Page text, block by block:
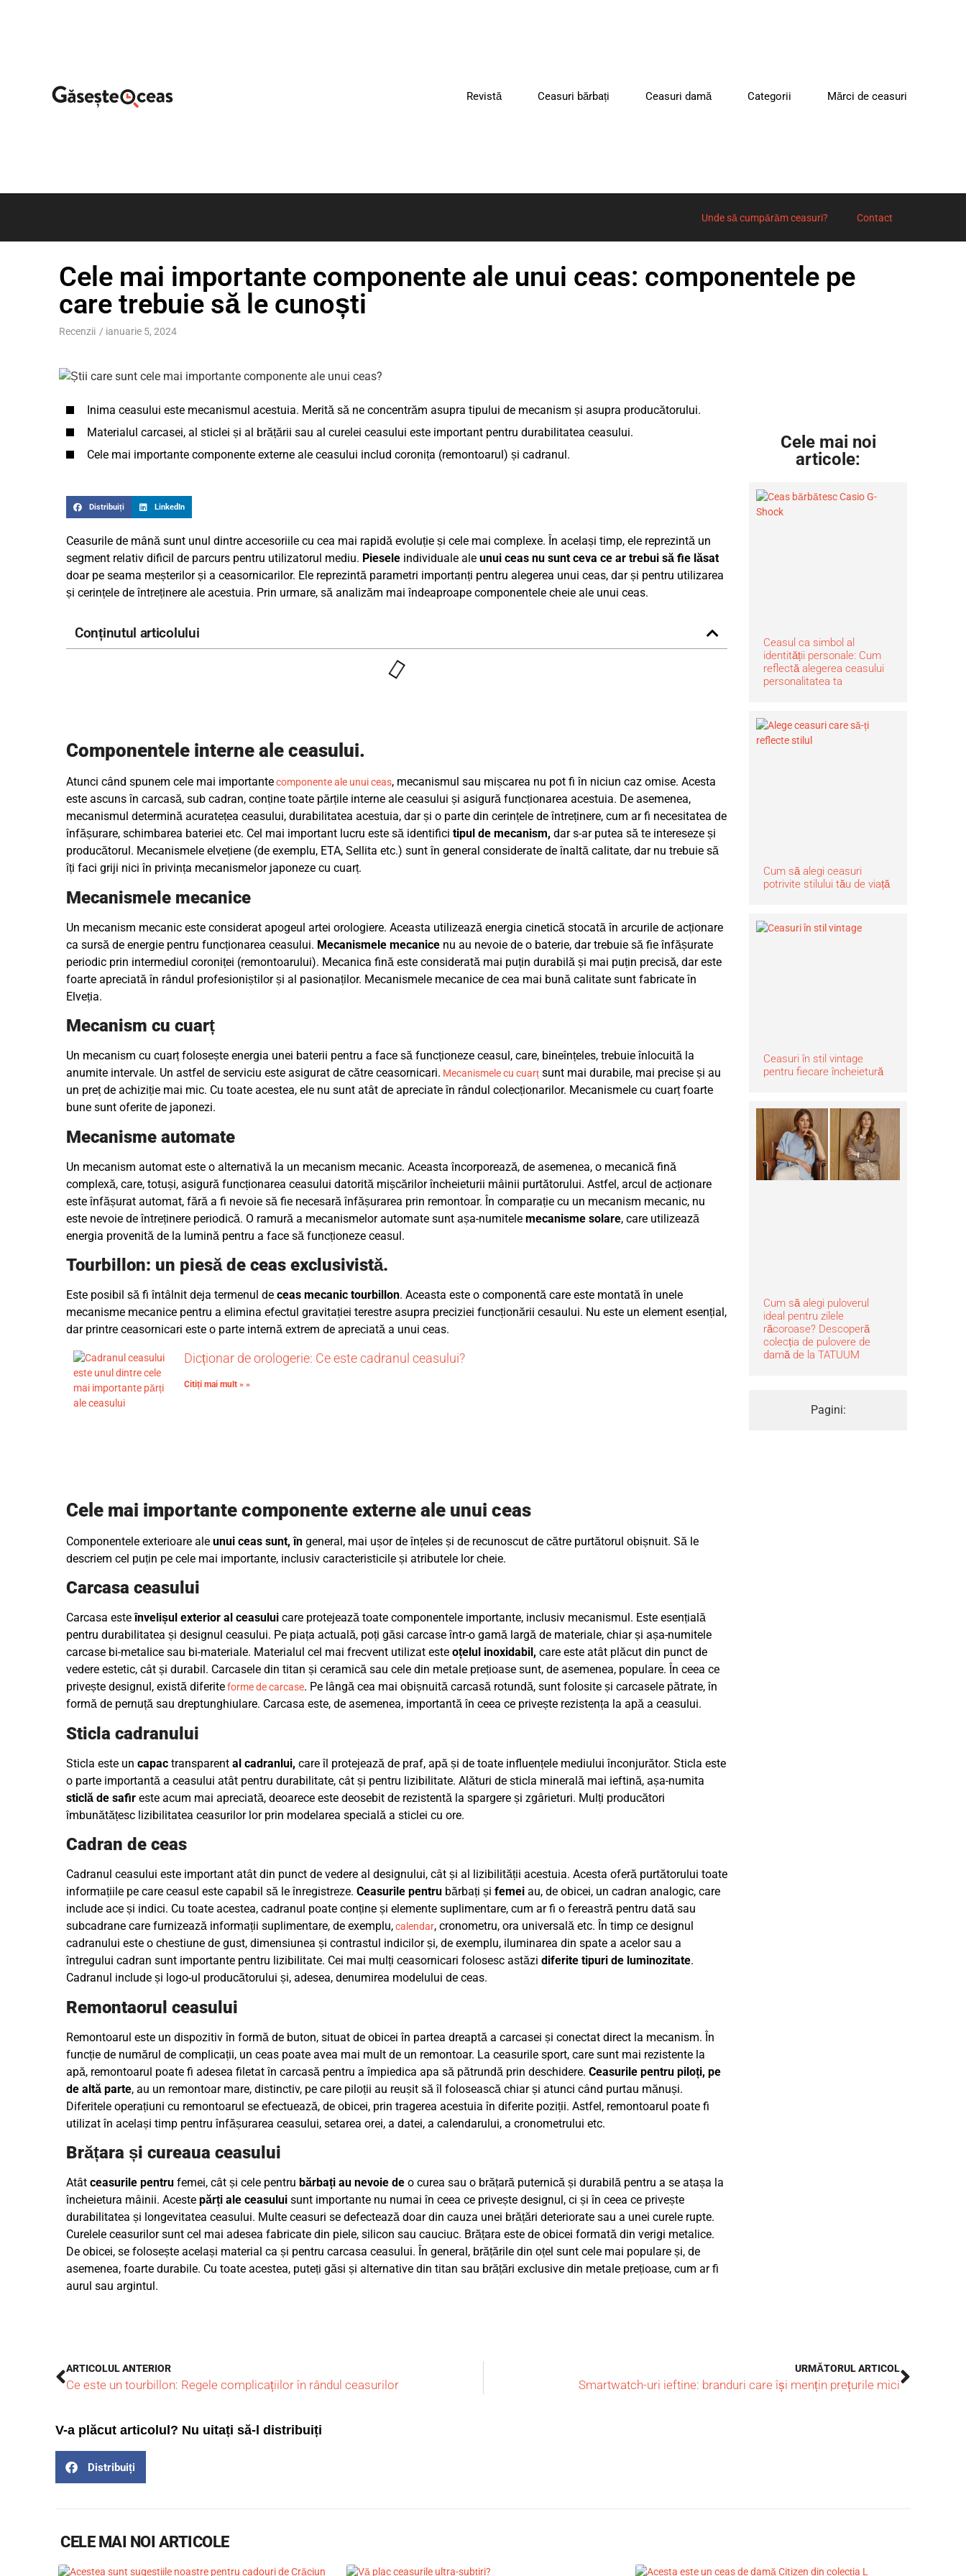
Revistă Ceasuri bărbați Ceasuri damă Categorii Mărci de ceasuri
Unde să cumpărăm ceasuri? Contact
Cele mai importante componente ale unui ceas: componentele pe
care trebuie să le cunoști
Recenzii / ianuarie 5, 2024
Inima ceasului este mecanismul acestuia. Merită să ne concentrăm asupra tipului de mecanism și asupra producătorului.
Materialul carcasei, al sticlei și al brățării sau al curelei ceasului este important pentru durabilitatea ceasului.
Cele mai importante componente externe ale ceasului includ coronița (remontoarul) și cadranul.
Distribuiți LinkedIn
Ceasurile de mână sunt unul dintre accesoriile cu cea mai rapidă evoluție și cele mai complexe. În același timp, ele reprezintă un
segment relativ dificil de parcurs pentru utilizatorul mediu. Piesele individuale ale unui ceas nu sunt ceva ce ar trebui să fie lăsat
doar pe seama meșterilor și a ceasornicarilor. Ele reprezintă parametri importanți pentru alegerea unui ceas, dar și pentru utilizarea
și cerințele de întreținere ale acestuia. Prin urmare, să analizăm mai îndeaproape componentele cheie ale unui ceas.
Conținutul articolului
Componentele interne ale ceasului.
Atunci când spunem cele mai importantecomponente ale unui ceas, mecanismul sau mișcarea nu pot fi în niciun caz omise. Acesta
este ascuns în carcasă, sub cadran, conține toate părțile interne ale ceasului și asigură funcționarea acestuia. De asemenea,
mecanismul determină acuratețea ceasului, durabilitatea acestuia, dar și o parte din cerințele de întreținere, cum ar fi necesitatea de
înfășurare, schimbarea bateriei etc. Cel mai important lucru este să identifici tipul de mecanism, dar s-ar putea să te intereseze și
producătorul. Mecanismele elvețiene (de exemplu, ETA, Sellita etc.) sunt în general considerate de înaltă calitate, dar nu trebuie să
îți faci griji nici în privința mecanismelor japoneze cu cuarț.
Mecanismele mecanice
Un mecanism mecanic este considerat apogeul artei orologiere. Aceasta utilizează energia cinetică stocată în arcurile de acționare
ca sursă de energie pentru funcționarea ceasului. Mecanismele mecanice nu au nevoie de o baterie, dar trebuie să fie înfășurate
periodic prin intermediul coroniței (remontoarului). Mecanica fină este considerată mai puțin durabilă și mai puțin precisă, dar este
foarte apreciată în rândul profesioniștilor și al pasionaților. Mecanismele mecanice de cea mai bună calitate sunt fabricate în
Elveția.
Mecanism cu cuarț
Un mecanism cu cuarț folosește energia unei baterii pentru a face să funcționeze ceasul, care, bineînțeles, trebuie înlocuită la
anumite intervale. Un astfel de serviciu este asigurat de către ceasornicari. Mecanismele cu cuarț sunt mai durabile, mai precise și au
un preț de achiziție mai mic. Cu toate acestea, ele nu sunt atât de apreciate în rândul colecționarilor. Mecanismele cu cuarț foarte
bune sunt oferite de japonezi.
Mecanisme automate
Un mecanism automat este o alternativă la un mecanism mecanic. Aceasta încorporează, de asemenea, o mecanică fină
complexă, care, totuși, asigură funcționarea ceasului datorită mișcărilor încheieturii mâinii purtătorului. Astfel, arcul de acționare
este înfășurat automat, fără a fi nevoie să fie necesară înfășurarea prin remontoar. În comparație cu un mecanism mecanic, nu
este nevoie de întreținere periodică. O ramură a mecanismelor automate sunt așa-numitele mecanisme solare, care utilizează
energia provenită de la lumină pentru a face să funcționeze ceasul.
Tourbillon: un piesă de ceas exclusivistă.
Este posibil să fi întâlnit deja termenul de ceas mecanic tourbillon. Aceasta este o componentă care este montată în unele
mecanisme mecanice pentru a elimina efectul gravitației terestre asupra preciziei funcționării cesaului. Nu este un element esențial,
dar printre ceasornicari este o parte internă extrem de apreciată a unui ceas.
Dicționar de orologerie: Ce este cadranul ceasului?
Citiți mai mult » »
Cele mai importante componente externe ale unui ceas
Componentele exterioare ale unui ceas sunt, în general, mai ușor de înțeles și de recunoscut de către purtătorul obișnuit. Să le
descriem cel puțin pe cele mai importante, inclusiv caracteristicile și atributele lor cheie.
Carcasa ceasului
Carcasa esteînvelișul exterior al ceasului care protejează toate componentele importante, inclusiv mecanismul. Este esențială
pentru durabilitatea și designul ceasului. Pe piața actuală, poți găsi carcase într-o gamă largă de materiale, chiar și așa-numitele
carcase bi-metalice sau bi-materiale. Materialul cel mai frecvent utilizat este oțelul inoxidabil, care este atât plăcut din punct de
vedere estetic, cât și durabil. Carcasele din titan și ceramică sau cele din metale prețioase sunt, de asemenea, populare. În ceea ce
privește designul, există diferiteforme de carcase. Pe lângă cea mai obișnuită carcasă rotundă, sunt folosite și carcasele pătrate, în
formă de pernuță sau dreptunghiulare. Carcasa este, de asemenea, importantă în ceea ce privește rezistența la apă a ceasului.
Sticla cadranului
Sticla este un capac transparent al cadranlui, care îl protejează de praf, apă și de toate influențele mediului înconjurător. Sticla este
o parte importantă a ceasului atât pentru durabilitate, cât și pentru lizibilitate. Alături de sticla minerală mai ieftină, așa-numita
sticlă de safir este acum mai apreciată, deoarece este deosebit de rezistentă la spargere și zgârieturi. Mulți producători
îmbunătățesc lizibilitatea ceasurilor lor prin modelarea specială a sticlei cu ore.
Cadran de ceas
Cadranul ceasului este important atât din punct de vedere al designului, cât și al lizibilității acestuia. Acesta oferă purtătorului toate
informațiile pe care ceasul este capabil să le înregistreze. Ceasurile pentru bărbați și femei au, de obicei, un cadran analogic, care
include ace și indici. Cu toate acestea, cadranul poate conține și elemente suplimentare, cum ar fi o fereastră pentru dată sau
subcadrane care furnizează informații suplimentare, de exemplu,calendar, cronometru, ora universală etc. În timp ce designul
cadranului este o chestiune de gust, dimensiunea și contrastul indicilor și, de exemplu, iluminarea din spate a acelor sau a
întregului cadran sunt importante pentru lizibilitate. Cei mai mulți ceasornicari folosesc astăzi diferite tipuri de luminozitate.
Cadranul include și logo-ul producătorului și, adesea, denumirea modelului de ceas.
Remontaorul ceasului
Remontoarul este un dispozitiv în formă de buton, situat de obicei în partea dreaptă a carcasei și conectat direct la mecanism. În
funcție de numărul de complicații, un ceas poate avea mai mult de un remontoar. La ceasurile sport, care sunt mai rezistente la
apă, remontoarul poate fi adesea filetat în carcasă pentru a împiedica apa să pătrundă prin deschidere. Ceasurile pentru piloți, pe
de altă parte, au un remontoar mare, distinctiv, pe care piloții au reușit să îl folosească chiar și atunci când purtau mănuși.
Diferitele operațiuni cu remontoarul se efectuează, de obicei, prin tragerea acestuia în diferite poziții. Astfel, remontoarul poate fi
utilizat în același timp pentru înfășurarea ceasului, setarea orei, a datei, a calendarului, a cronometrului etc.
Brățara și cureaua ceasului
Atât ceasurile pentru femei, cât și cele pentru bărbați au nevoie de o curea sau o brățară puternică și durabilă pentru a se atașa la
încheietura mâinii. Aceste părți ale ceasului sunt importante nu numai în ceea ce privește designul, ci și în ceea ce privește
durabilitatea și longevitatea ceasului. Multe ceasuri se defectează doar din cauza unei brățări deteriorate sau a unei curele rupte.
Curelele ceasurilor sunt cel mai adesea fabricate din piele, silicon sau cauciuc. Brățara este de obicei formată din verigi metalice.
De obicei, se folosește același material ca și pentru carcasa ceasului. În general, brățările din oțel sunt cele mai populare și, de
asemenea, foarte durabile. Cu toate acestea, puteți găsi și alternative din titan sau brățări exclusive din metale prețioase, cum ar fi
aurul sau argintul.
Cele mai noi
articole:
Ceasul ca simbol al
identității personale: Cum
reflectă alegerea ceasului
personalitatea ta
Cum să alegi ceasuri
potrivite stilului tău de viață
Ceasuri în stil vintage
pentru fiecare încheietură
Cum să alegi puloverul
ideal pentru zilele
răcoroase? Descoperă
colecția de pulovere de
damă de la TATUUM
Pagini:
ARTICOLUL ANTERIOR
Ce este un tourbillon: Regele complicațiilor în rândul ceasurilor
URMĂTORUL ARTICOL
Smartwatch-uri ieftine: branduri care își mențin prețurile mici
V-a plăcut articolul? Nu uitați să-l distribuiți
Distribuiți
CELE MAI NOI ARTICOLE